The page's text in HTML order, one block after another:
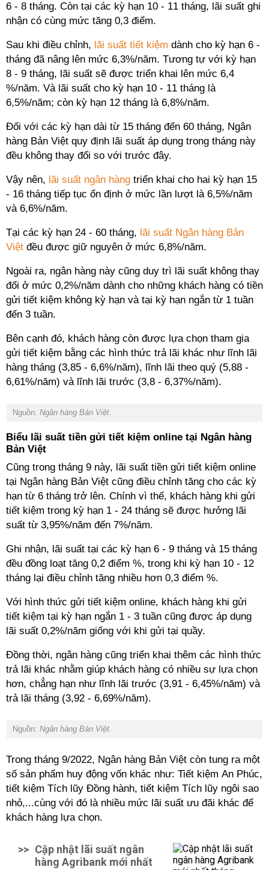
6 - 8 tháng. Còn tại các kỳ hạn 10 - 11 tháng, lãi suất ghi
nhận có cùng mức tăng 0,3 điểm.
Sau khi điều chỉnh, lãi suất tiết kiệm dành cho kỳ hạn 6 -
tháng đã nâng lên mức 6,3%/năm. Tương tự với kỳ hạn
8 - 9 tháng, lãi suất sẽ được triển khai lên mức 6,4
%/năm. Và lãi suất cho kỳ hạn 10 - 11 tháng là
6,5%/năm; còn kỳ hạn 12 tháng là 6,8%/năm.
Đối với các kỳ hạn dài từ 15 tháng đến 60 tháng, Ngân
hàng Bản Việt quy định lãi suất áp dụng trong tháng này
đều không thay đổi so với trước đây.
Vậy nên, lãi suất ngân hàng triển khai cho hai kỳ hạn 15
- 16 tháng tiếp tục ổn định ở mức lần lượt là 6,5%/năm
và 6,6%/năm.
Tại các kỳ hạn 24 - 60 tháng, lãi suất Ngân hàng Bản
Việt đều được giữ nguyên ở mức 6,8%/năm.
Ngoài ra, ngân hàng này cũng duy trì lãi suất không thay
đổi ở mức 0,2%/năm dành cho những khách hàng có tiền
gửi tiết kiệm không kỳ hạn và tại kỳ hạn ngắn từ 1 tuần
đến 3 tuần.
Bên cạnh đó, khách hàng còn được lựa chọn tham gia
gửi tiết kiệm bằng các hình thức trả lãi khác như lĩnh lãi
hàng tháng (3,85 - 6,6%/năm), lĩnh lãi theo quý (5,88 -
6,61%/năm) và lĩnh lãi trước (3,8 - 6,37%/năm).
Nguồn: Ngân hàng Bản Việt.
Biểu lãi suất tiền gửi tiết kiệm online tại Ngân hàng
Bản Việt
Cũng trong tháng 9 này, lãi suất tiền gửi tiết kiệm online
tại Ngân hàng Bản Việt cũng điều chỉnh tăng cho các kỳ
hạn từ 6 tháng trở lên. Chính vì thế, khách hàng khi gửi
tiết kiệm trong kỳ hạn 1 - 24 tháng sẽ được hưởng lãi
suất từ 3,95%/năm đến 7%/năm.
Ghi nhận, lãi suất tại các kỳ hạn 6 - 9 tháng và 15 tháng
đều đồng loạt tăng 0,2 điểm %, trong khi kỳ hạn 10 - 12
tháng lại điều chỉnh tăng nhiều hơn 0,3 điểm %.
Với hình thức gửi tiết kiệm online, khách hàng khi gửi
tiết kiệm tại kỳ hạn ngắn 1 - 3 tuần cũng được áp dụng
lãi suất 0,2%/năm giống với khi gửi tại quầy.
Đồng thời, ngân hàng cũng triển khai thêm các hình thức
trả lãi khác nhằm giúp khách hàng có nhiều sự lựa chọn
hơn, chẳng hạn như lĩnh lãi trước (3,91 - 6,45%/năm) và
trả lãi tháng (3,92 - 6,69%/năm).
Nguồn: Ngân hàng Bản Việt.
Trong tháng 9/2022, Ngân hàng Bản Việt còn tung ra một
số sản phẩm huy động vốn khác như: Tiết kiệm An Phúc,
tiết kiệm Tích lũy Đồng hành, tiết kiệm Tích lũy ngôi sao
nhỏ,...cùng với đó là nhiều mức lãi suất ưu đãi khác để
khách hàng lựa chọn.
>> Cập nhật lãi suất ngân
hàng Agribank mới nhất